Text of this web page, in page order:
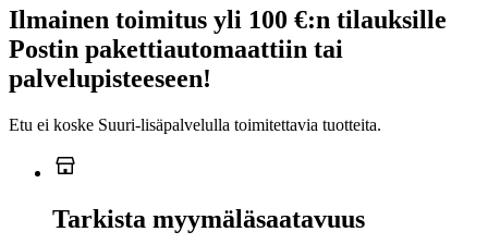
Ilmainen toimitus yli 100 €:n tilauksille
Postin pakettiautomaattiin tai
palvelupisteeseen!
Etu ei koske Suuri‑lisäpalvelulla toimitettavia tuotteita.
Tarkista myymäläsaatavuus